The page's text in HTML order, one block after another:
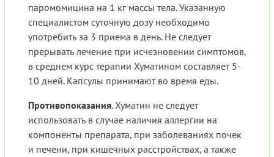
паромомицина на 1 кг массы тела. Указанную
специалистом суточную дозу необходимо
употребить за 3 приема в день. Не следует
прерывать лечение при исчезновении симптомов,
в среднем курс терапии Хуматином составляет 5-
10 дней. Капсулы принимают во время еды.
Противопоказания. Хуматин не следует
использовать в случае наличия аллергии на
компоненты препарата, при заболеваниях почек
и печени, при кишечных расстройствах, а также